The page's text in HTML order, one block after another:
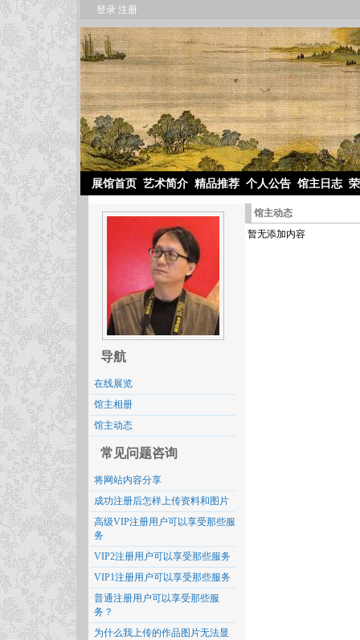
登录 注册
展馆首页 艺术简介 精品推荐 个人公告 馆主日志
导航
在线展览
馆主相册
馆主动态
常见问题咨询
将网站内容分享
成功注册后怎样上传资料和图片
高级VIP注册用户可以享受那些服
务
VIP2注册用户可以享受那些服务
VIP1注册用户可以享受那些服务
普通注册用户可以享受那些服
务？
为什么我上传的作品图片无法显
馆主动态
暂无添加内容